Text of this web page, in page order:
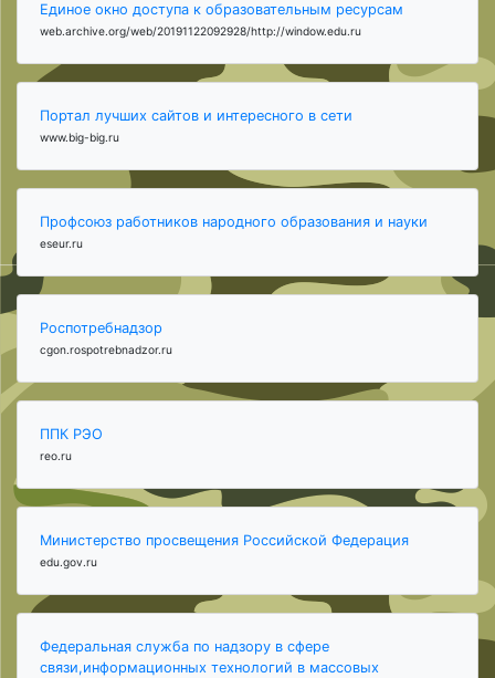
Единое окно доступа к образовательным ресурсам
web.archive.org/web/20191122092928/http://window.edu.ru
Портал лучших сайтов и интересного в сети
www.big-big.ru
Профсоюз работников народного образования и науки
eseur.ru
Роспотребнадзор
cgon.rospotrebnadzor.ru
ППК РЭО
reo.ru
Министерство просвещения Российской Федерация
edu.gov.ru
Федеральная служба по надзору в сфере
связи,информационных технологий в массовых